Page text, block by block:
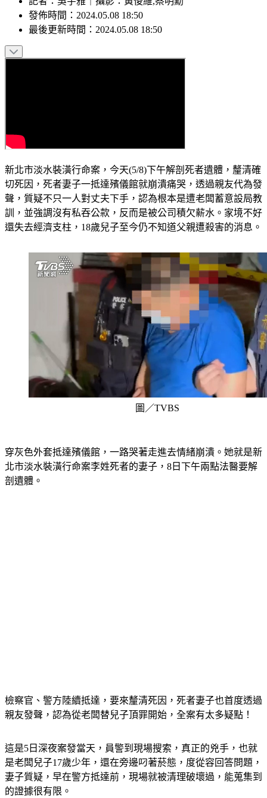
發佈時間： 2024.05.08 18:50
最後更新時間： 2024.05.08 18:50
新北市淡水裝潢行命案，今天(5/8)下午解剖死者遺體，釐清確
切死因，死者妻子一抵達殯儀館就崩潰痛哭，透過親友代為發
聲，質疑不只一人對丈夫下手，認為根本是遭老闆蓄意設局教
訓，並強調沒有私吞公款，反而是被公司積欠薪水。家境不好
還失去經濟支柱，18歲兒子至今仍不知道父親遭殺害的消息。
圖／TVBS
穿灰色外套抵達殯儀館，一路哭著走進去情緒崩潰。她就是新
北市淡水裝潢行命案李姓死者的妻子，8日下午兩點法醫要解
剖遺體。
檢察官、警方陸續抵達，要來釐清死因，死者妻子也首度透過
親友發聲，認為從老闆替兒子頂罪開始，全案有太多疑點！
這是5日深夜案發當天，員警到現場搜索，真正的兇手，也就
是老闆兒子17歲少年，還在旁邊叼著菸態，度從容回答問題，
妻子質疑，早在警方抵達前，現場就被清理破壞過，能蒐集到
的證據很有限。